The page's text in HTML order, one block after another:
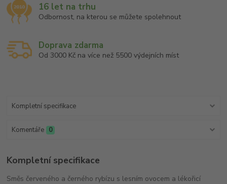
16 let na trhu
Odbornost, na kterou se můžete spolehnout
Doprava zdarma
Od 3000 Kč na více než 5500 výdejních míst
Kompletní specifikace
Komentáře 0
Kompletní specifikace
Směs červeného a černého rybízu s lesním ovocem a lékořicí